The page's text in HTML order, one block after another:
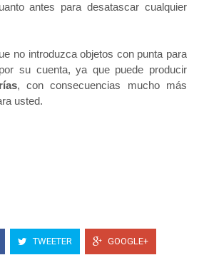
antes para desatascar cualquier
no introduzca objetos con punta para
su cuenta, ya que puede producir
, con consecuencias mucho más
usted.
TWEETER GOOGLE+